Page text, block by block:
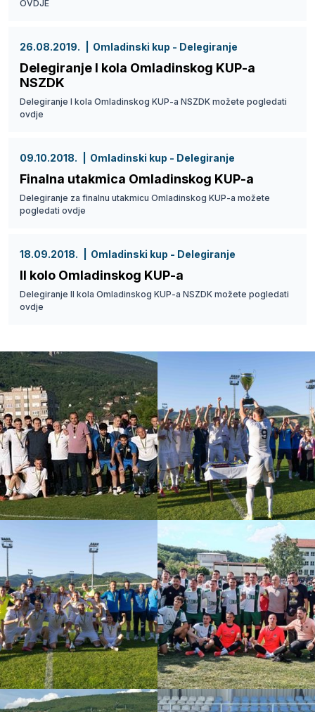
OVDJE
26.08.2019. Omladinski kup - Delegiranje
Delegiranje I kola Omladinskog KUP-a
NSZDK
Delegiranje I kola Omladinskog KUP-a NSZDK možete pogledati
ovdje
09.10.2018. Omladinski kup - Delegiranje
Finalna utakmica Omladinskog KUP-a
Delegiranje za finalnu utakmicu Omladinskog KUP-a možete
pogledati ovdje
18.09.2018. Omladinski kup - Delegiranje
II kolo Omladinskog KUP-a
Delegiranje II kola Omladinskog KUP-a NSZDK možete pogledati
ovdje